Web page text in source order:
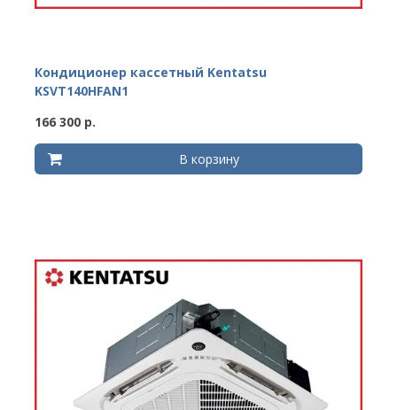
Кондиционер кассетный Kentatsu
KSVT140HFAN1
166 300 р.
В корзину